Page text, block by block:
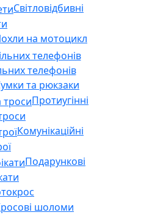
Світловідбивні
на мотоцикл
телефонів
та рюкзаки
Протиугінні
Комунікаційні
Подарункові
шоломи